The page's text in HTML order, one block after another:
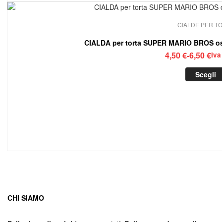
CIALDE PER
CIALDA per torta SUPER MARIO BROS
4,50€-6,50€
di
Scegli
CHI SIAMO